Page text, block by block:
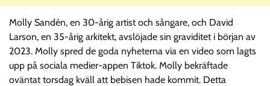
Molly Sandén, en 30-årig artist och sångare, och David
Larson, en 35-årig arkitekt, avslöjade sin graviditet i början av
2023. Molly spred de goda nyheterna via en video som lagts
upp på sociala medier-appen Tiktok. Molly bekräftade
oväntat torsdag kväll att bebisen hade kommit. Detta